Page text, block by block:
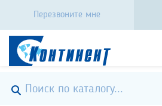
Перезвоните мне